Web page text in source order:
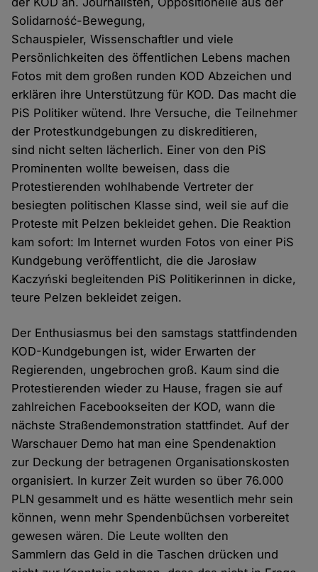
Solidarność-Bewegung,
Schauspieler, Wissenschaftler und viele
Persönlichkeiten des öffentlichen Lebens machen
Fotos mit dem großen runden KOD Abzeichen und
erklären ihre Unterstützung für KOD. Das macht die
PiS Politiker wütend. Ihre Versuche, die Teilnehmer
der Protestkundgebungen zu diskreditieren,
sind nicht selten lächerlich. Einer von den PiS
Prominenten wollte beweisen, dass die
Protestierenden wohlhabende Vertreter der
besiegten politischen Klasse sind, weil sie auf die
Proteste mit Pelzen bekleidet gehen. Die Reaktion
kam sofort: Im Internet wurden Fotos von einer PiS
Kundgebung veröffentlicht, die die Jarosław
Kaczyński begleitenden PiS Politikerinnen in dicke,
teure Pelzen bekleidet zeigen.
Der Enthusiasmus bei den samstags stattfindenden
KOD-Kundgebungen ist, wider Erwarten der
Regierenden, ungebrochen groß. Kaum sind die
Protestierenden wieder zu Hause, fragen sie auf
zahlreichen Facebookseiten der KOD, wann die
nächste Straßendemonstration stattfindet. Auf der
Warschauer Demo hat man eine Spendenaktion
zur Deckung der betragenen Organisationskosten
organisiert. In kurzer Zeit wurden so über 76.000
PLN gesammelt und es hätte wesentlich mehr sein
können, wenn mehr Spendenbüchsen vorbereitet
gewesen wären. Die Leute wollten den
Sammlern das Geld in die Taschen drücken und